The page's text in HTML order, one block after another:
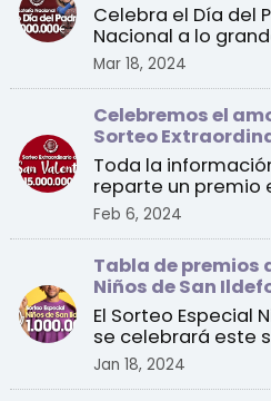
Celebra el Día del
Nacional a lo
premio especial de 1
Mar 18, 2024
Celebremos el
Sorteo
2024
Toda la
reparte un premio
Feb 6, 2024
Tabla de premios
Niños de San
sorteo de este
El Sorteo Especial
se celebrará este
con un primer pre ...
Jan 18, 2024